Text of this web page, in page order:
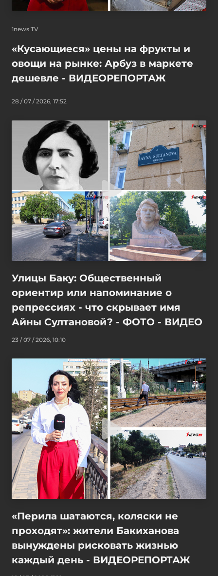
1news TV
«Кусающиеся» цены на фрукты и
овощи на рынке: Арбуз в маркете
дешевле - ВИДЕОРЕПОРТАЖ
28 / 07 / 2026, 17:52
Улицы Баку: Общественный
ориентир или напоминание о
репрессиях - что скрывает имя
Айны Султановой? - ФОТО - ВИДЕО
23 / 07 / 2026, 10:10
«Перила шатаются, коляски не
проходят»: жители Бакиханова
вынуждены рисковать жизнью
каждый день - ВИДЕОРЕПОРТАЖ